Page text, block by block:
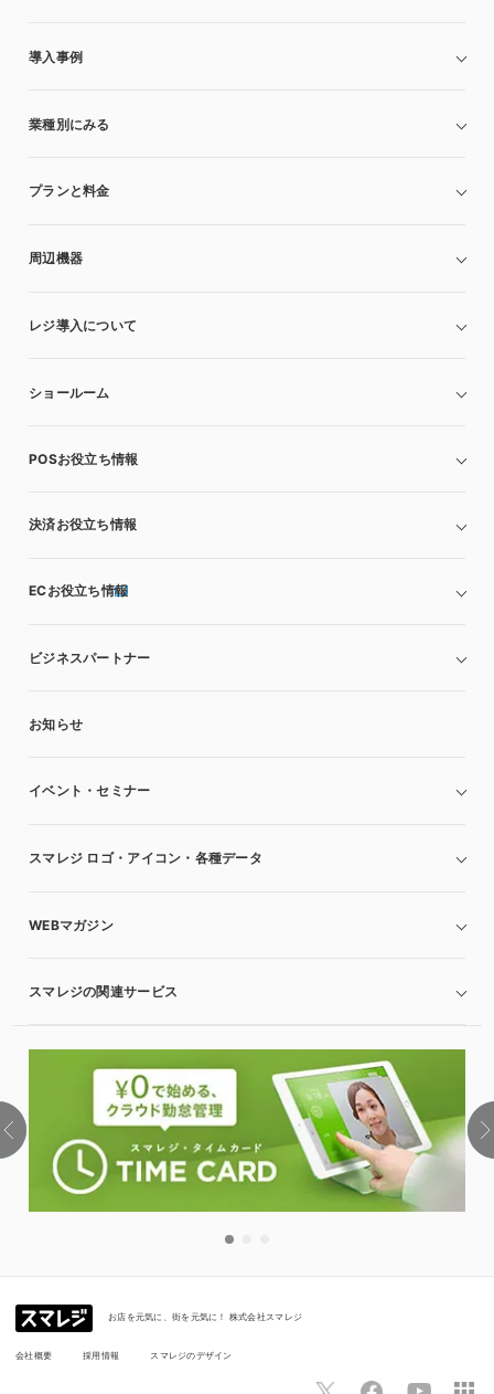
導入事例
業種別にみる
プランと料金
周辺機器
レジ導入について
ショールーム
POSお役立ち情報
決済お役立ち情報
ECお役立ち情報
ビジネスパートナー
お知らせ
イベント・セミナー
スマレジ ロゴ・アイコン・各種データ
WEBマガジン
スマレジの関連サービス
お店を元気に、街を元気に！ 株式会社スマレジ
会社概要 採用情報 スマレジのデザイン